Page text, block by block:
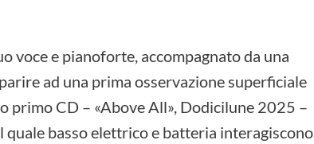
voce e pianoforte, accompagnato da una
ad una prima osservazione superficiale
primo CD – «Above All», Dodicilune 2025 –
basso elettrico e batteria interagiscono